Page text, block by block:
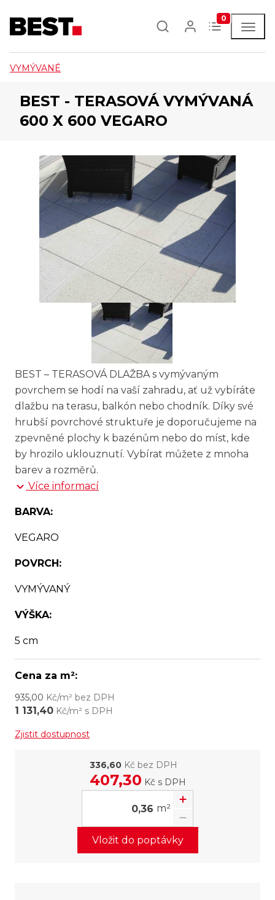
0
VYMÝVANÉ
BEST - TERASOVÁ VYMÝVANÁ
600 X 600 VEGARO
BEST – TERASOVÁ DLAŽBA s vymývaným
povrchem se hodí na vaší zahradu, ať už vybíráte
dlažbu na terasu, balkón nebo chodník. Díky své
hrubší povrchové struktuře je doporučujeme na
zpevněné plochy k bazénům nebo do míst, kde
by hrozilo uklouznutí. Vybírat můžete z mnoha
barev a rozměrů.
Více informací
BARVA:
VEGARO
POVRCH:
VYMÝVANÝ
VÝŠKA:
5 cm
Cena za m²:
935,00 Kč/m² bez DPH
1 131,40 Kč/m² s DPH
Zjistit dostupnost
336,60Kč bez DPH
407,30 Kč s DPH
m²
Vložit do poptávky